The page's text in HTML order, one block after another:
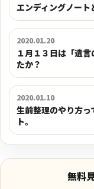
エンディングノー
2020.01.20
１月１３日は「遺
たか？
2020.01.10
生前整理のやり方
ト。
無料